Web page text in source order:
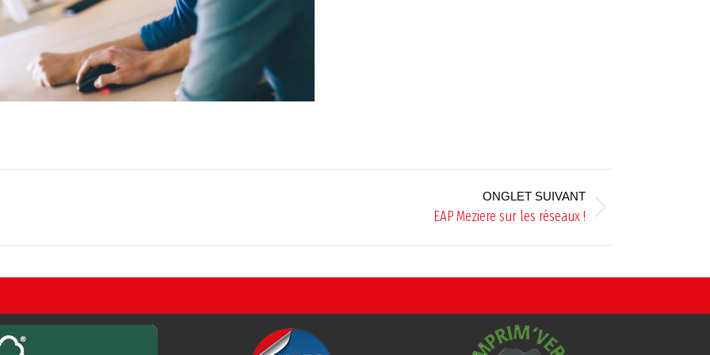
ONGLET SUIVANT
EAP Meziere sur les réseaux !